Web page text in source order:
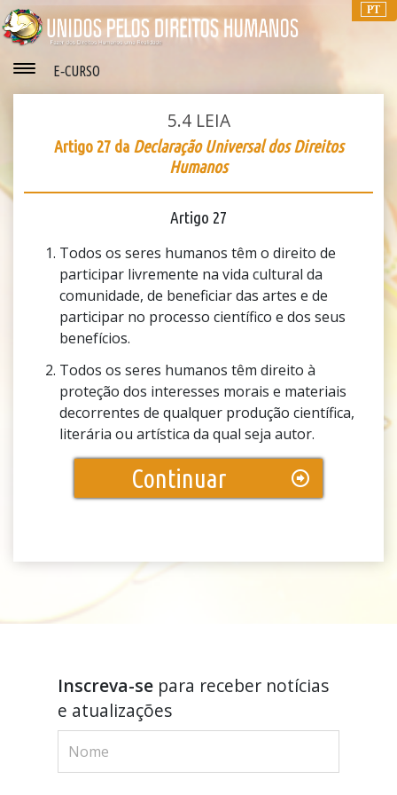
PT
E‑CURSO
5.4LEIA
Artigo 27 da Declaração Universal dos Direitos
Humanos
Artigo 27
Todos os seres humanos têm o direito de
participar livremente na vida cultural da
comunidade, de beneficiar das artes e de
participar no processo científico e dos seus
benefícios.
Todos os seres humanos têm direito à
proteção dos interesses morais e materiais
decorrentes de qualquer produção científica,
literária ou artística da qual seja autor.
Continuar
Inscreva-separa receber notícias
e atualizações